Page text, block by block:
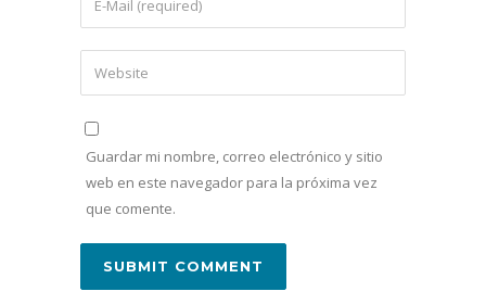
Guardar mi nombre, correo electrónico y sitio
web en este navegador para la próxima vez
que comente.